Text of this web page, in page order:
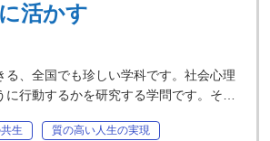
活かす
、全国でも珍しい学科です。社会心理
行動するかを研究する学問です。そ…
生 質の高い人生の実現